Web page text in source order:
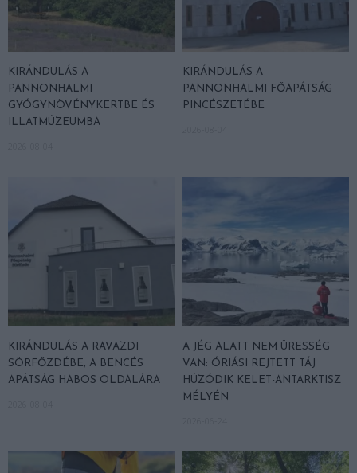
KIRÁNDULÁS A
PANNONHALMI
GYÓGYNÖVÉNYKERTBE ÉS
ILLATMÚZEUMBA
KIRÁNDULÁS A
PANNONHALMI FŐAPÁTSÁG
PINCÉSZETÉBE
KIRÁNDULÁS A RAVAZDI
SÖRFŐZDÉBE, A BENCÉS
APÁTSÁG HABOS OLDALÁRA
A JÉG ALATT NEM ÜRESSÉG
VAN: ÓRIÁSI REJTETT TÁJ
HÚZÓDIK KELET-ANTARKTISZ
MÉLYÉN